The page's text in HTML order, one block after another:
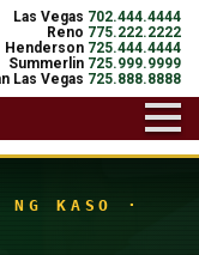
Las Vegas 702.444.4444
Reno 775.222.2222
Henderson 725.444.4444
Summerlin 725.999.9999
Las Vegas 725.888.8888
NG KASO ·